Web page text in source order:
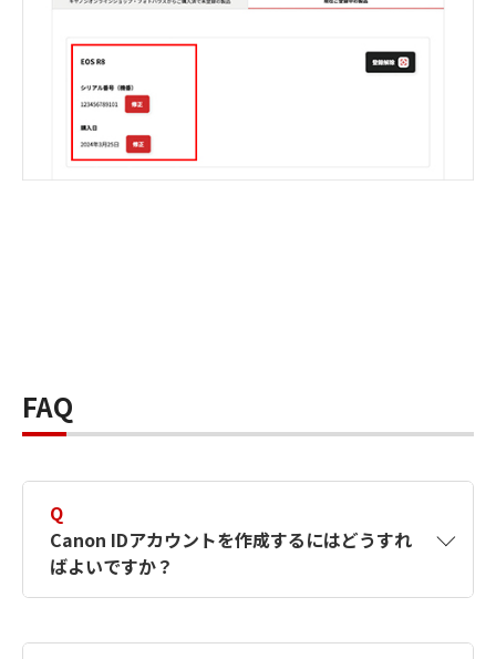
FAQ
Q
Canon IDアカウントを作成するにはどうすれ
ばよいですか？